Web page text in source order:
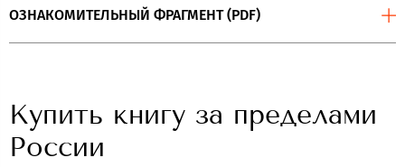
ОЗНАКОМИТЕЛЬНЫЙ ФРАГМЕНТ (PDF)
Купить книгу за пределами
России